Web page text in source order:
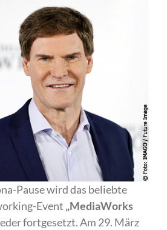
Pause wird das beliebte
Event „MediaWorks
fortgesetzt. Am 29. März